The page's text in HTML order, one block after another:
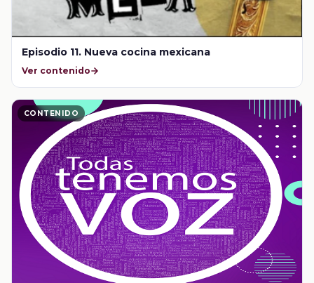
Episodio 11. Nueva cocina mexicana
Ver contenido
CONTENIDO